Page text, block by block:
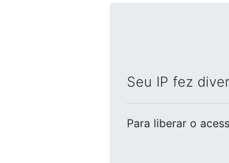
Seu IP fez
Para liberar o